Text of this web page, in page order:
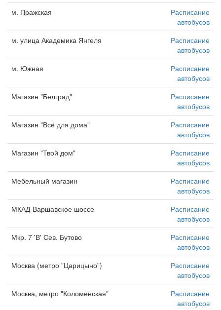
м. Пражская
Расписание
автобусов
м. улица Академика Янгеля
Расписание
автобусов
м. Южная
Расписание
автобусов
Магазин "Белград"
Расписание
автобусов
Магазин "Всё для дома"
Расписание
автобусов
Магазин "Твой дом"
Расписание
автобусов
Мебельный магазин
Расписание
автобусов
МКАД-Варшавское шоссе
Расписание
автобусов
Мкр. 7 'В' Сев. Бутово
Расписание
автобусов
Москва (метро "Царицыно")
Расписание
автобусов
Москва, метро "Коломенская"
Расписание
автобусов